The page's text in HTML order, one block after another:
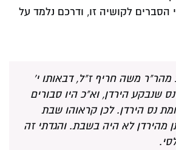
הסברים לקושיה זו, ודרכם נלמד על
משה חריף ז"ל, דבאותו י'
שנבקע הירדן, וא"כ היו סבורים
נס הירדן. לכן קראוהו שבת
מהירדן לא היה בשבת. והגדתי זה